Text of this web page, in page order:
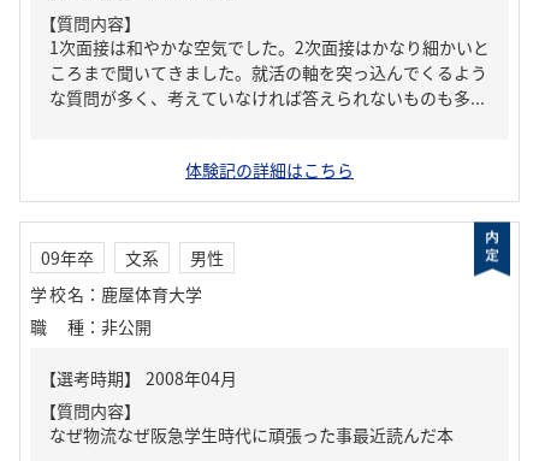
【質問内容】
1次面接は和やかな空気でした。2次面接はかなり細かいと
ころまで聞いてきました。就活の軸を突っ込んでくるよう
な質問が多く、考えていなければ答えられないものも多...
体験記の詳細はこちら
09年卒 文系
男性
学校名 ： 鹿屋体育大学
職種 ： 非公開
【質問内容】
なぜ物流なぜ阪急学生時代に頑張った事最近読んだ本